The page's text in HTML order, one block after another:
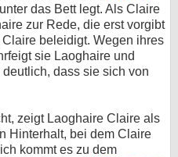
das Bett legt. Als Claire
zur Rede, die erst vorgibt
beleidigt. Wegen ihres
sie Laoghaire und
dass sie sich von
zeigt Laoghaire Claire als
Hinterhalt, bei dem Claire
kommt es zu dem